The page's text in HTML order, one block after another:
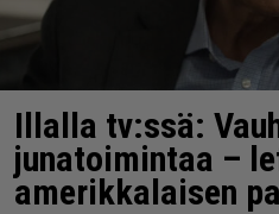
Illalla tv:ssä:
junatoimintaa –
amerikkalaisen